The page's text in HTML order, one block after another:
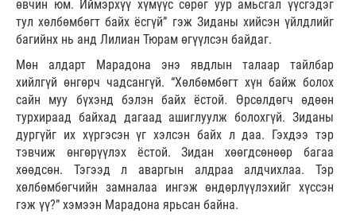
өвчин юм. Иймэрхүү хүмүүс сөрөг уур амьсгал үүсгэдэг
тул хөлбөмбөгт байх ёсгүй” гэж Зиданы хийсэн үйлдлийг
багийнх нь анд Лилиан Тюрам өгүүлсэн байдаг.
Мөн алдарт Марадона энэ явдлын талаар тайлбар
хийлгүй өнгөрч чадсангүй. “Хөлбөмбөгт хүн байж болох
сайн муу бүхэнд бэлэн байх ёстой. Өрсөлдөгч өдөөн
турхираад байхад дагаад ашиглуулж болохгүй. Зиданы
дургүйг их хүргэсэн үг хэлсэн байх л даа. Гэхдээ тэр
тэвчиж өнгөрүүлэх ёстой. Зидан хөөгдсөнөөр багаа
хөөдсөн. Тэгээд л аваргын алдраа алдчихлаа. Тэр
хөлбөмбөгчийн замналаа ингэж өндөрлүүлэхийг хүссэн
гэж үү?” хэмээн Марадона ярьсан байна.